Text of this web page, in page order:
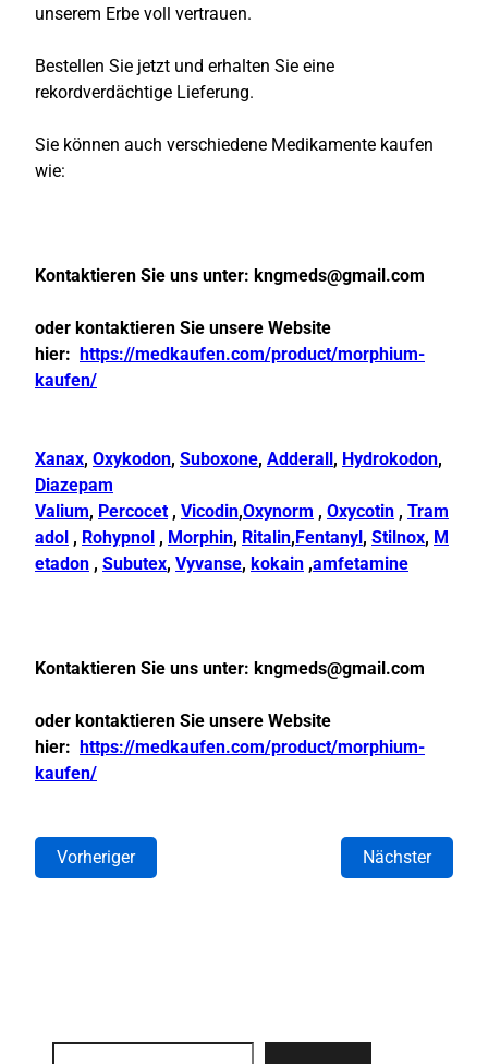
unserem Erbe voll vertrauen.
Bestellen Sie jetzt und erhalten Sie eine
rekordverdächtige Lieferung.
Sie können auch verschiedene Medikamente kaufen
wie:
Kontaktieren Sie uns unter: kngmeds@gmail.com
oder kontaktieren Sie unsere Website
hier:
https://medkaufen.com/product/morphium-
kaufen/
Xanax, Oxykodon, Suboxone, Adderall , Hydrokodon,
Diazepam
Valium, Percocet, Vicodin,Oxynorm , Oxycotin , Tram
adol , Rohypnol , Morphin, Ritalin, Fentanyl , Stilnox, M
etadon , Subutex, Vyvanse, kokain ,amfetamine
Kontaktieren Sie uns unter: kngmeds@gmail.com
oder kontaktieren Sie unsere Website
hier:
https://medkaufen.com/product/morphium-
kaufen/
Vorheriger Nächster